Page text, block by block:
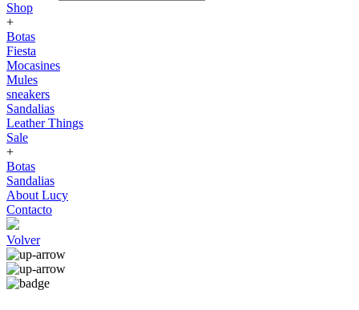
Shop
+
Botas
Fiesta
Mocasines
Mules
sneakers
Sandalias
Leather Things
Sale
+
Botas
Sandalias
About Lucy
Contacto
Volver